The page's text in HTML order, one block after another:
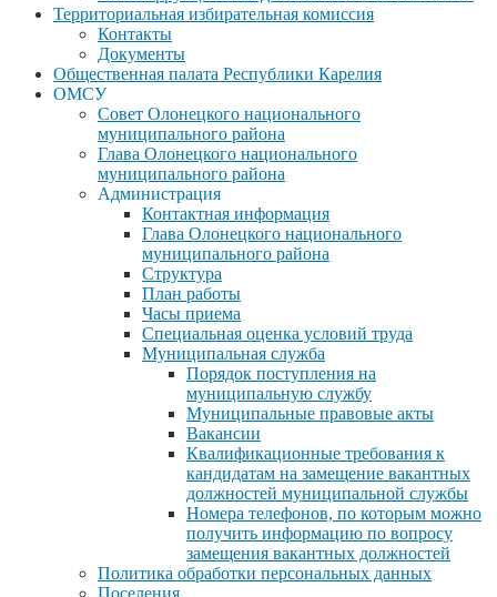
Территориальная избирательная комиссия
Контакты
Документы
Общественная палата Республики Карелия
ОМСУ
Совет Олонецкого национального
муниципального района
Глава Олонецкого национального
муниципального района
Администрация
Контактная информация
Глава Олонецкого национального
муниципального района
Структура
План работы
Часы приема
Специальная оценка условий труда
Муниципальная служба
Порядок поступления на
муниципальную службу
Муниципальные правовые акты
Вакансии
Квалификационные требования к
кандидатам на замещение вакантных
должностей муниципальной службы
Номера телефонов, по которым можно
получить информацию по вопросу
замещения вакантных должностей
Политика обработки персональных данных
Поселения